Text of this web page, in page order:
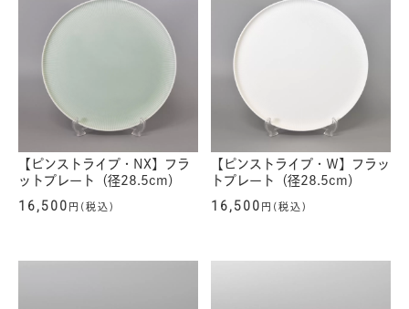
【ピンストライプ・NX】フラ
ットプレート（径28.5cm）
16,500 円(税込)
【ピンストライプ・Ｗ】フラッ
トプレート（径28.5cm）
16,500 円(税込)